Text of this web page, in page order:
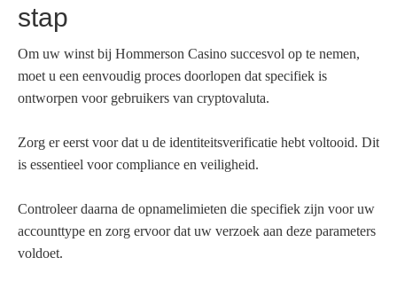
stap
Om uw winst bij Hommerson Casino succesvol op te nemen,
moet u een eenvoudig proces doorlopen dat specifiek is
ontworpen voor gebruikers van cryptovaluta.
Zorg er eerst voor dat u de identiteitsverificatie hebt voltooid. Dit
is essentieel voor compliance en veiligheid.
Controleer daarna de opnamelimieten die specifiek zijn voor uw
accounttype en zorg ervoor dat uw verzoek aan deze parameters
voldoet.